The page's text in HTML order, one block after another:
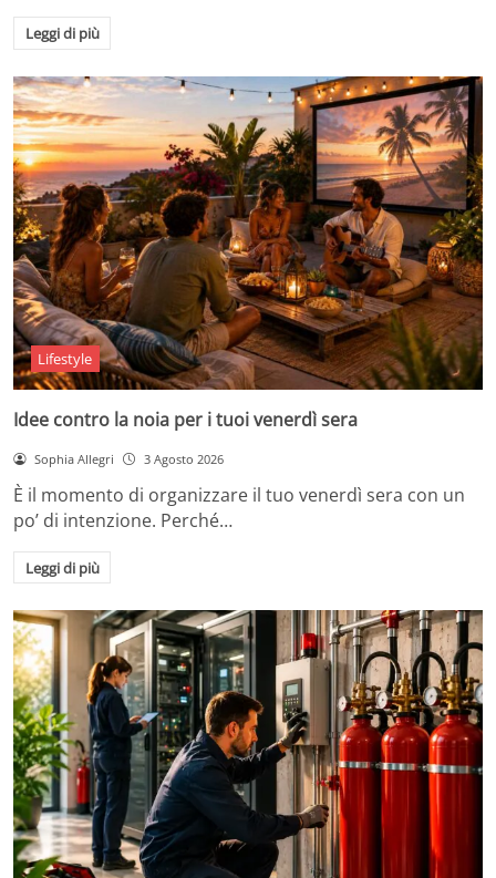
Leggi di più
Lifestyle
Idee contro la noia per i tuoi venerdì sera
Sophia Allegri 3 Agosto 2026
È il momento di organizzare il tuo venerdì sera con un
po’ di intenzione. Perché…
Leggi di più